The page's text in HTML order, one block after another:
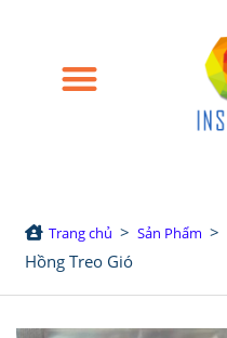
Trang chủ > Sản Phẩm >
Hồng Treo Gió